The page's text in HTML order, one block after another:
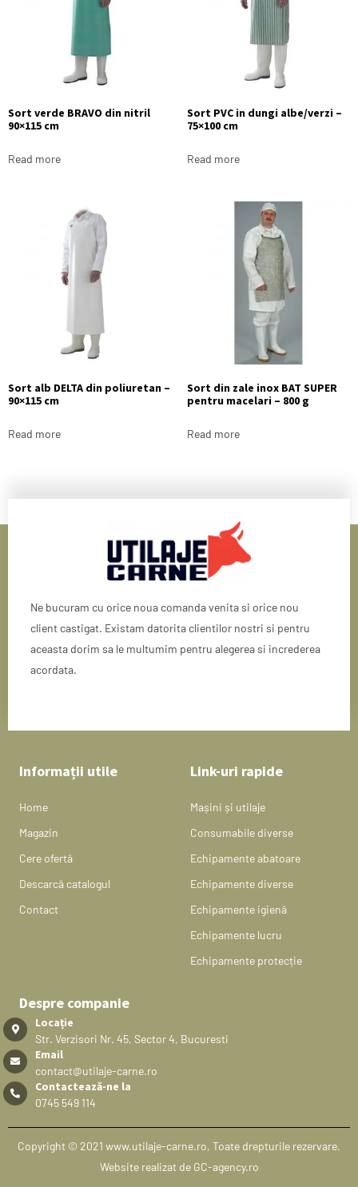
Sort verde BRAVO din nitril
90×115 cm
Read more
Sort PVC in dungi albe/verzi –
75×100 cm
Read more
Sort alb DELTA din poliuretan –
90×115 cm
Read more
Sort din zale inox BAT SUPER
pentru macelari – 800 g
Read more
Ne bucuram cu orice noua comanda venita si orice nou
client castigat. Existam datorita clientilor nostri si pentru
aceasta dorim sa le multumim pentru alegerea si increderea
acordata.
Informații utile
Home
Magazin
Cere ofertă
Descarcă catalogul
Contact
Link-uri rapide
Mașini și utilaje
Consumabile diverse
Echipamente abatoare
Echipamente diverse
Echipamente igienă
Echipamente lucru
Echipamente protecție
Despre companie
Locație
Str. Verzisori Nr. 45, Sector 4, Bucuresti
Email
contact@utilaje-carne.ro
Contactează-ne la
0745 549 114
Copyright © 2021 www.utilaje-carne.ro, Toate drepturile rezervare.
Website realizat de GC-agency.ro